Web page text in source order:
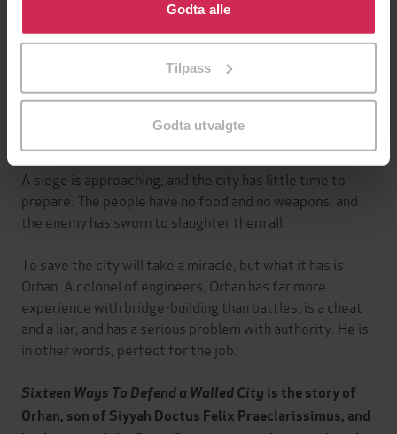
bruke cookies for alle disse formålene. Du kan også
tilpasse ditt samtykke til spesifikke formål ved å klikke
Godta alle
Tilpass
Godta utvalgte
beat' -Publishers Weekly
K. J. Parker's new novel is the remarkable tale of the
man who had to defend it.
A siege is approaching, and the city has little time to
prepare. The people have no food and no weapons, and
the enemy has sworn to slaughter them all.
To save the city will take a miracle, but what it has is
Orhan. A colonel of engineers, Orhan has far more
experience with bridge-building than battles, is a cheat
and a liar, and has a serious problem with authority. He is,
in other words, perfect for the job.
Sixteen Ways To Defend a Walled City is the story of
Orhan, son of Siyyah Doctus Felix Praeclarissimus, and